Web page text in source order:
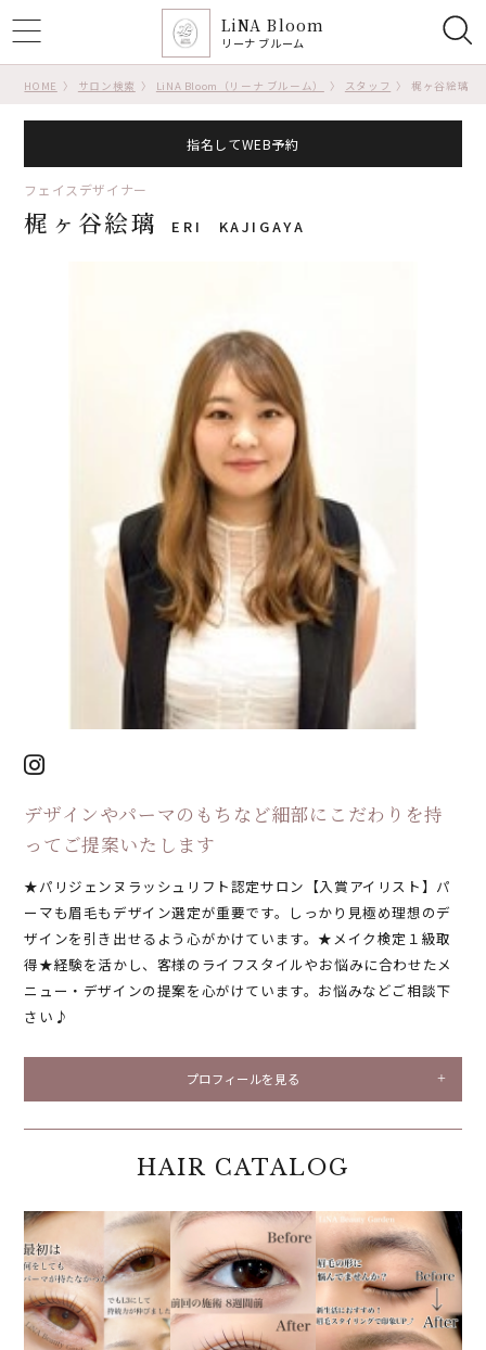
HOME サロン検索 LiNA Bloom（リーナ ブルーム） スタッフ 梶ヶ谷絵璃
LiNA Bloom
リーナ ブルーム
フェイスデザイナー
梶ヶ谷絵璃 ERI KAJIGAYA
指名してWEB予約
デザインやパーマのもちなど細部にこだわりを持
ってご提案いたします
★パリジェンヌラッシュリフト認定サロン【入賞アイリスト】パ
ーマも眉毛もデザイン選定が重要です。しっかり見極め理想のデ
ザインを引き出せるよう心がかけています。★メイク検定１級取
得★経験を活かし、客様のライフスタイルやお悩みに合わせたメ
ニュー・デザインの提案を心がけています。お悩みなどご相談下
さい♪
プロフィールを見る
HAIR CATALOG